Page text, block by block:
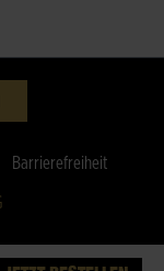
Barrierefreiheit